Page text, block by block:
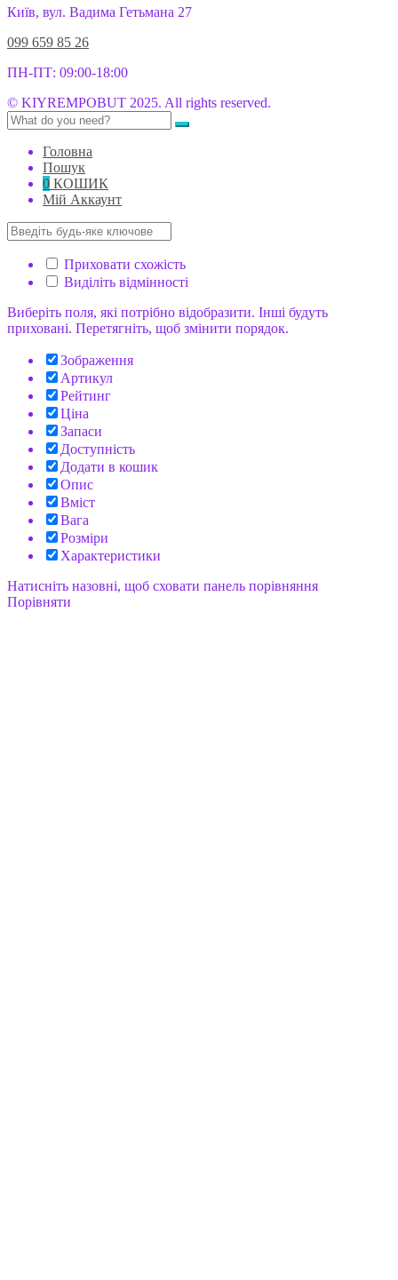
Київ, вул. Вадима Гетьмана 27
099 659 85 26
ПН-ПТ: 09:00-18:00
© KIYREMPOBUT 2025. All rights reserved.
Головна
Пошук
0 КОШИК
Мій Аккаунт
Приховати схожість
Виділіть відмінності
Виберіть поля, які потрібно відобразити. Інші будуть
приховані. Перетягніть, щоб змінити порядок.
Зображення
Артикул
Рейтинг
Ціна
Запаси
Доступність
Додати в кошик
Опис
Вміст
Вага
Розміри
Характеристики
Натисніть назовні, щоб сховати панель порівняння
Порівняти